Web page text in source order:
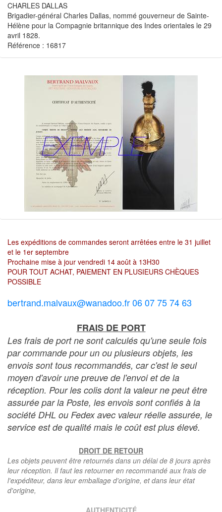
CHARLES DALLAS
Brigadier-général Charles Dallas, nommé gouverneur de Sainte-
Hélène pour la Compagnie britannique des Indes orientales le 29
avril 1828.
Référence : 16817
Les expéditions de commandes seront arrêtées entre le 31 juillet
et le 1er septembre
Prochaine mise à jour vendredi 14 août à 13H30
POUR TOUT ACHAT, PAIEMENT EN PLUSIEURS CHÈQUES
POSSIBLE
bertrand.malvaux@wanadoo.fr 06 07 75 74 63
FRAIS DE PORT
Les frais de port ne sont calculés qu'une seule fois
par commande pour un ou plusieurs objets, les
envois sont tous recommandés, car c'est le seul
moyen d'avoir une preuve de l'envoi et de la
réception. Pour les colis dont la valeur ne peut être
assurée par la Poste, les envois sont confiés à la
société DHL ou Fedex avec valeur réelle assurée, le
service est de qualité mais le coût est plus élevé.
DROIT DE RETOUR
Les objets peuvent être retournés dans un délai de 8 jours après
leur réception. Il faut les retourner en recommandé aux frais de
l'expéditeur, dans leur emballage d'origine, et dans leur état
d'origine,
AUTHENTICITÉ